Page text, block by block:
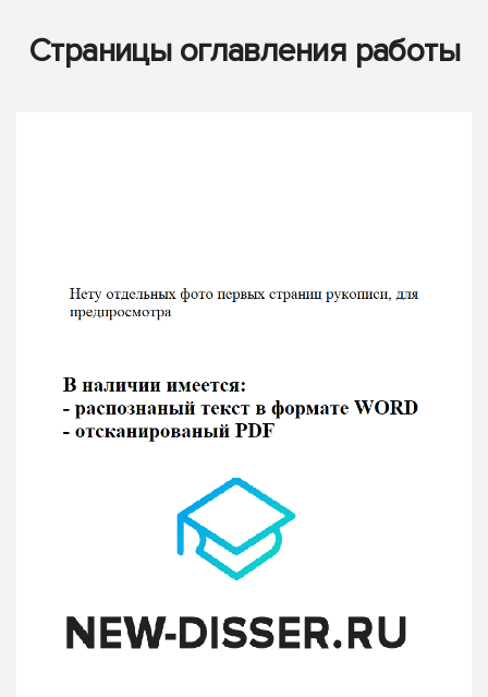
Страницы оглавления работы